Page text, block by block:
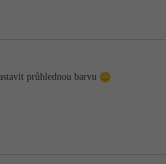
průhlednou barvu